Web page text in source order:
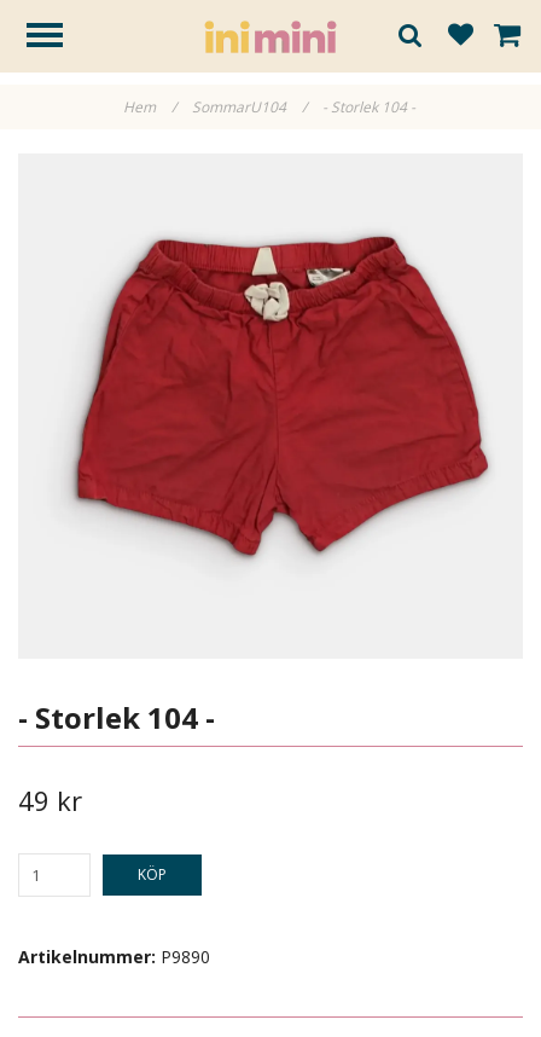
Hem / SommarU104 / - Storlek 104 -
- Storlek 104 -
49 kr
KÖP
Artikelnummer: P9890